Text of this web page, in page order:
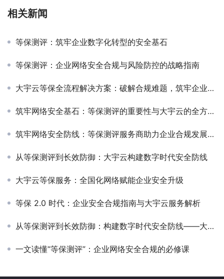
相关新闻
等保测评：筑牢企业数字化转型的安全基石‌
等保测评：企业网络安全合规与风险防控的战略指南
大宇云等保全流程解决方案：破解合规难题，筑牢企业网络安全防线
筑牢网络安全基石：等保测评的重要性与大宇云的全方位解决方案
筑牢网络安全防线：等保测评服务商助力企业合规发展——聚焦全国服务商大宇云
从等保测评到长效防御：大宇云构建数字时代安全防线‌
大宇云等保服务：全国化网络赋能企业安全升级‌
等保 2.0 时代：企业安全合规指南与大宇云服务解析
从等保测评到长效防御：构建数字时代安全防线——大宇云，企业可信的“安全守护者”
一文读懂“等保测评”：企业网络安全合规的必修课